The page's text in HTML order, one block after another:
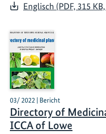
Englisch (PDF, 315
03/ 2022 | Bericht
Directory of
ICCA of Lowe